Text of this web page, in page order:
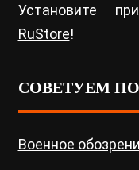
Установите
RuStore!
СОВЕТУЕМ
Военное